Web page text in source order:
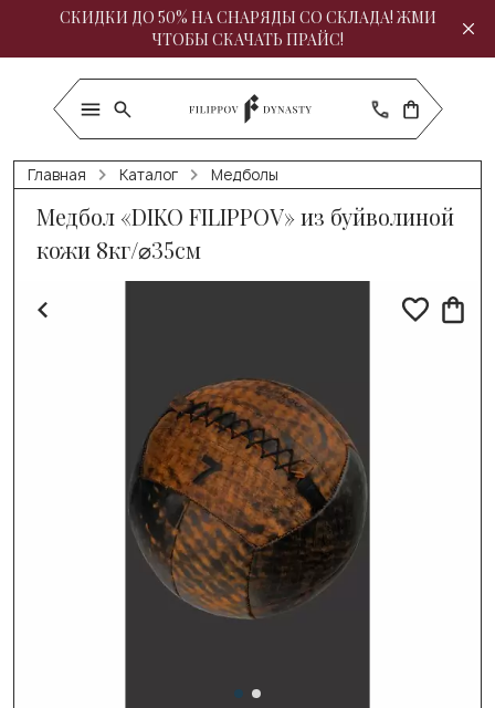
СКИДКИ ДО 50% НА СНАРЯДЫ СО СКЛАДА! ЖМИ
ЧТОБЫ СКАЧАТЬ ПРАЙС!
Главная Каталог Медболы
Медбол «DIKO FILIPPOV» из буйволиной
кожи 8кг/⌀35см